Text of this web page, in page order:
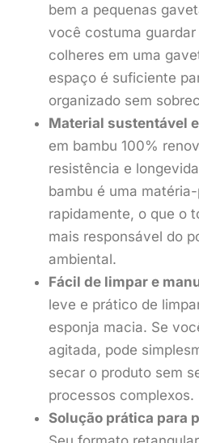
bem a pequenas
você costuma
colheres em uma
espaço é suficiente
organizado sem
Material sustentável
em bambu 100%
resistência e
bambu é uma
rapidamente, o que o
mais responsável do
ambiental.
Fácil de limpar e
leve e prático de
esponja macia. Se
agitada, pode
secar o produto sem
processos complexos.
Solução prática para